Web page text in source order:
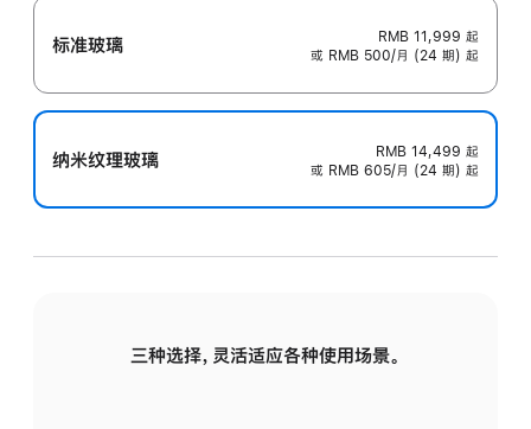
标准玻璃 RMB 11,999 起
或 RMB 500/月 (24 期) 起
纳米纹理玻璃 RMB 14,499 起
或 RMB 605/月 (24 期) 起
三种选择，灵活适应各种使用场景。